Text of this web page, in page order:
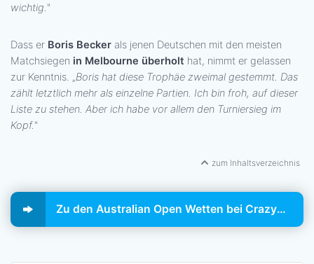
wichtig."
Dass er Boris Becker als jenen Deutschen mit den meisten
Matchsiegen in Melbourne überholt hat, nimmt er gelassen
zur Kenntnis. „Boris hat diese Trophäe zweimal gestemmt. Das
zählt letztlich mehr als einzelne Partien. Ich bin froh, auf dieser
Liste zu stehen. Aber ich habe vor allem den Turniersieg im
Kopf."
zum Inhaltsverzeichnis
Zu den Australian Open Wetten bei CrazyBuzzer